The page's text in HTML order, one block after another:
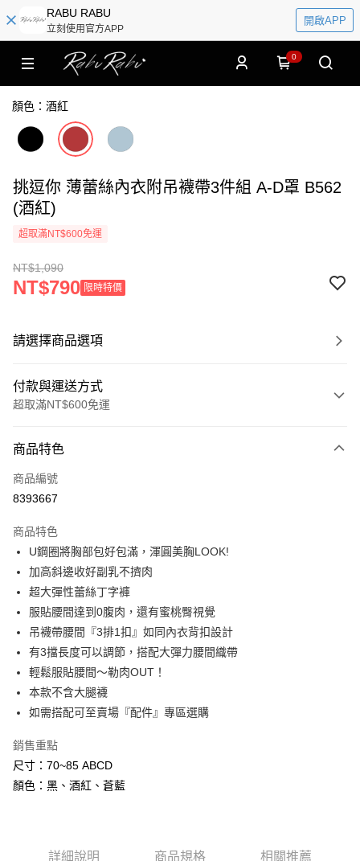
RABU RABU
立刻使用官方APP
開啟APP
0
顏色：酒紅
挑逗你 薄蕾絲內衣附吊襪帶3件組 A-D罩 B562
(酒紅)
超取滿NT$600免運
NT$1,090
NT$790 限時特價
請選擇商品選項
付款與運送方式
超取滿NT$600免運
信用卡一次付款
信用卡分期付款
合作金庫商業銀行
華南商業銀行
彰化商業銀行
上海商業儲蓄銀行
國泰世華商業銀行
臺灣中小企業銀行
台中商業銀行
匯豐（台灣）商業銀行
華泰商業銀行
聯邦商業銀行
遠東國際商業銀行
元大商業銀行
永豐商業銀行
玉山商業銀行
台新國際商業銀行
台灣樂天信用卡公司
6 期 0 利率 每期
華南商業銀行
上海商業儲蓄銀行
國泰世華商業銀行
兆豐國際商業銀行
臺灣中小企業銀行
台中商業銀行
匯豐（台灣）商業銀行
華泰商業銀行
聯邦商業銀行
元大商業銀行
玉山商業銀行
台新國際商業銀行
中國信託商業銀行
超商取貨付款
LINE Pay
Apple Pay
街口支付
悠遊付
AFTEE先享後付
【關於「AFTEE先享後付」】
AFTEE先享後付是「在收到商品之後才付款」的支付方式。 讓您購物簡單
便利好安心！
【「AFTEE先享後付」結帳流程】
ATM付款
每筆NT$80，滿NT$600(含以上)免運費
商品特色
商品編號
8393667
商品特色
U鋼圈將胸部包好包滿，渾圓美胸LOOK!
加高斜邊收好副乳不擠肉
超大彈性蕾絲丁字褲
服貼腰間達到0腹肉，還有蜜桃臀視覺
吊襪帶腰間『3排1扣』如同內衣背扣設計
有3擋長度可以調節，搭配大彈力腰間織帶
輕鬆服貼腰間～勒肉OUT！
本款不含大腿襪
如需搭配可至賣場『配件』專區選購
銷售重點
尺寸：70~85 ABCD
顏色：黑、酒紅、蒼藍
詳細說明 商品規格 相關推薦